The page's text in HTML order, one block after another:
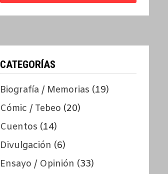
CATEGORÍAS
Biografía / Memorias (19)
Cómic / Tebeo (20)
Cuentos (14)
Divulgación (6)
Ensayo / Opinión (33)